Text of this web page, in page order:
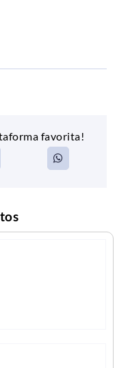
favorita!